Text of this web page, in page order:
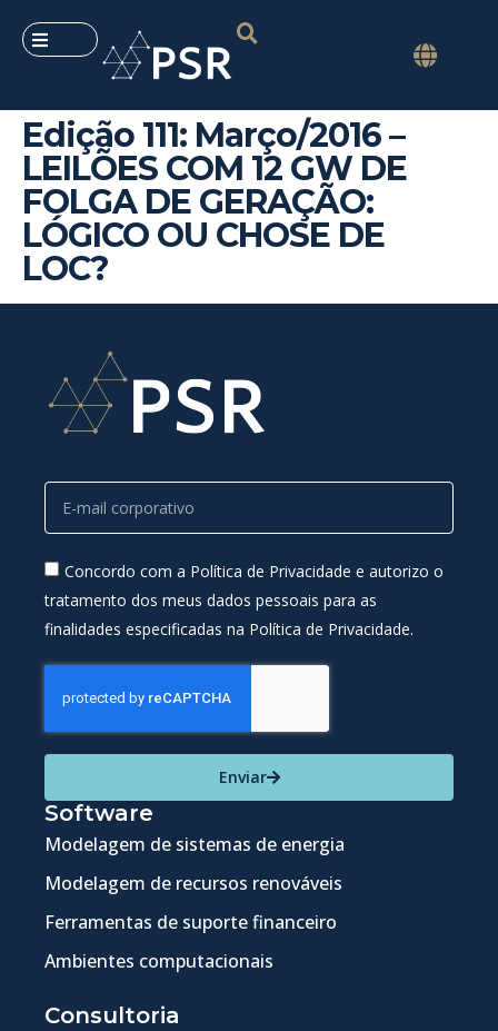
Edição 111: Março/2016 –
LEILÕES COM 12 GW DE
FOLGA DE GERAÇÃO:
LÓGICO OU CHOSE DE
LOC?
Concordo com a Política de Privacidade e autorizo o
tratamento dos meus dados pessoais para as
finalidades especificadas na Política de Privacidade.
Enviar
Software
Modelagem de sistemas de energia
Modelagem de recursos renováveis
Ferramentas de suporte financeiro
Ambientes computacionais
Consultoria